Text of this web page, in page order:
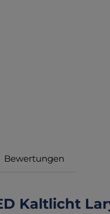
Bewertungen
Kaltlicht